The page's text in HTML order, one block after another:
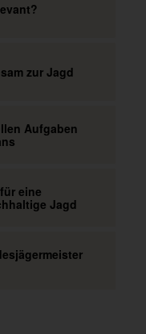
zur Jagd
Aufgaben
eine
Jagd